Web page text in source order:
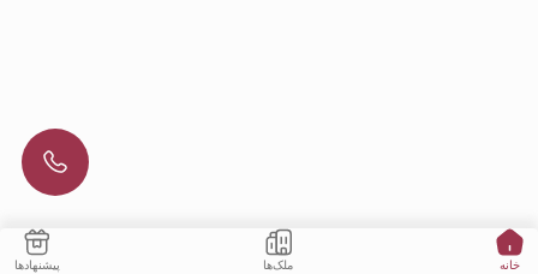
خانه ملک‌ها پیشنهادها